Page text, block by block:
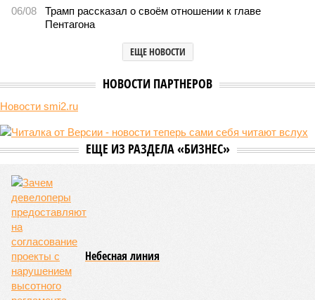
06/08
Трамп рассказал о своём отношении к главе
Пентагона
ЕЩЕ НОВОСТИ
НОВОСТИ ПАРТНЕРОВ
Новости smi2.ru
ЕЩЕ ИЗ РАЗДЕЛА «БИЗНЕС»
Небесная линия